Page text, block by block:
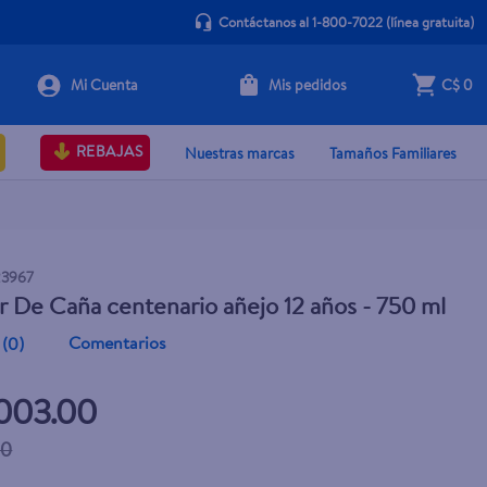
Contáctanos al 1-800-7022(línea gratuita)
Mis pedidos C$ 0
REBAJAS Nuestras marcas Tamaños Familiares
De Caña centenario añejo 12 años - 750 ml
(0) Comentarios
+ Agregar